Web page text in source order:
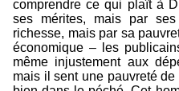
comprendre ce qui plaît à
ses mérites, mais par
richesse, mais par sa
économique – les
même injustement aux
mais il sent une pauvreté